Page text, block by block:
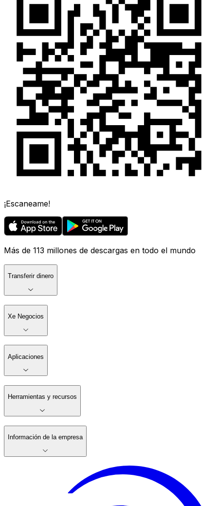
¡Escaneame!
Más de 113 millones de descargas en todo el mundo
Transferir dinero
Xe Negocios
Aplicaciones
Herramientas y recursos
Información de la empresa